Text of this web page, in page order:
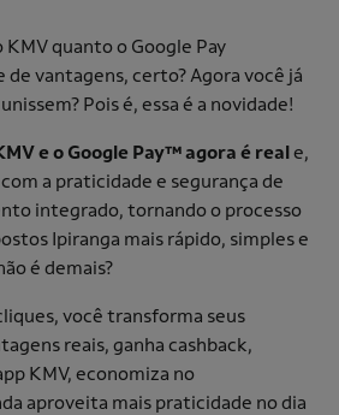
quanto o Google Pay
vantagens, certo? Agora você já
Pois é, essa é a novidade!
e o Google Pay™ agora é reale,
a praticidade e segurança de
integrado, tornando o processo
Ipiranga mais rápido, simples e
é demais?
você transforma seus
reais, ganha cashback,
KMV, economiza no
aproveita mais praticidade no dia